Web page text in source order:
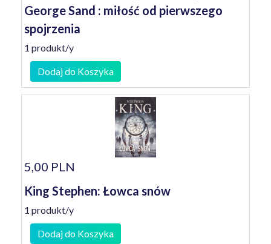
George Sand : miłość od pierwszego
spojrzenia
1 produkt/y
Dodaj do Koszyka
5,00 PLN
King Stephen: Łowca snów
1 produkt/y
Dodaj do Koszyka